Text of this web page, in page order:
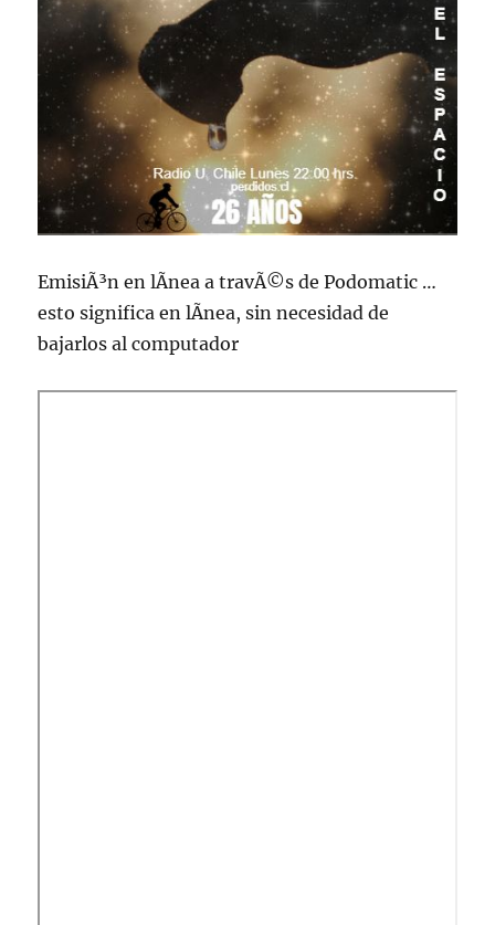
EmisiÃ³n en lÃ­nea a travÃ©s de Podomatic …
esto significa en lÃ­nea, sin necesidad de
bajarlos al computador